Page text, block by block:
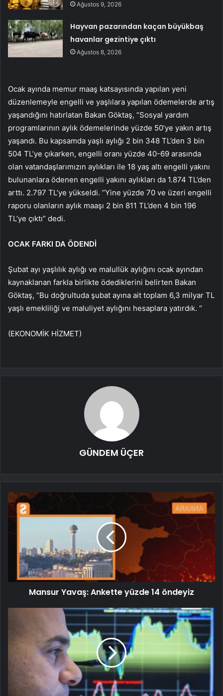
Ağustos 9, 2026
Hayvan pazarından kaçan büyükbaş
havanlar gezintiye çıktı
Ağustos 8, 2026
Ocak ayında memur maaş katsayısında yapılan yeni
düzenlemeyle engelli ve yaşlılara yapılan ödemelerde artış
yaşandığını hatırlatan Bakan Göktaş, “Sosyal yardım
programlarının aylık ödemelerinde yüzde 50’ye yakın artış
yaşandı. Bu kapsamda yaşlı aylığı 2 bin 348 TL’den 3 bin
504 TL’ye çıkarken, engelli oranı yüzde 40-69 arasında
olan vatandaşlarımızın aylıkları ile 18 yaş altı engelli yakını
bulunanlara ödenen engelli yakını aylıkları da 1.874 TL’den
arttı. 2.797 TL’ye yükseldi. “Yine yüzde 70 ve üzeri engelli
raporu olanların aylık maaşı 2 bin 811 TL’den 4 bin 196
TL’ye çıktı” dedi.
OCAK FARKI DA ÖDENDİ
Şubat ayı yaşlılık aylığı ve malullük aylığını ocak ayından
kaynaklanan farkla birlikte ödediklerini belirten Bakan
Göktaş, “Bu doğrultuda şubat ayına ait toplam 6,3 milyar TL
yaşlı emekliliği ve maluliyet aylığını hesaplara yatırdık. “
(EKONOMİK HİZMET)
GÜNDEM ÜÇER
Mansur Yavaş: Ankette yüzde 14 öndeyiz